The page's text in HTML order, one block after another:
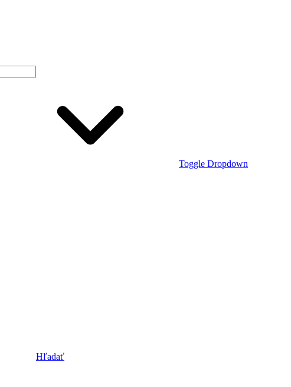
Toggle Dropdown
Hľadať